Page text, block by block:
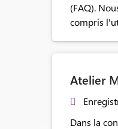
(FAQ).
compris
Atelier
Dans la